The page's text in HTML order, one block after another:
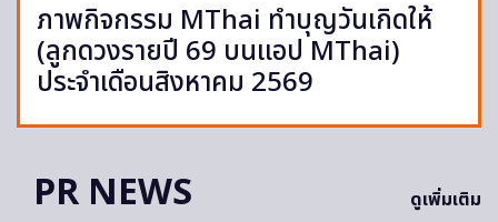
ภาพกิจกรรม MThai ทำบุญวันเกิดให้
(ลูกดวงรายปี 69 บนแอป MThai)
ประจำเดือนสิงหาคม 2569
PR NEWS ดูเพิ่มเติม